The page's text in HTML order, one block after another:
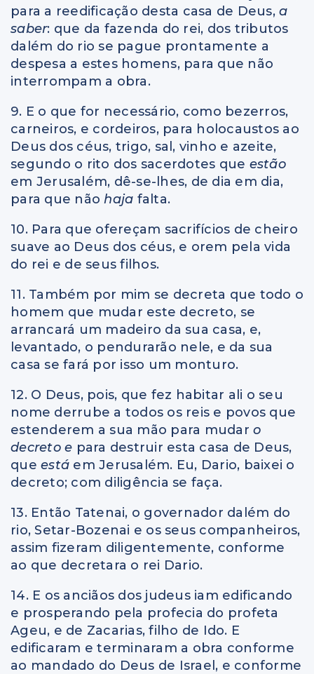
para a reedificação desta casa de Deus, a
saber: que da fazenda do rei, dos tributos
dalém do rio se pague prontamente a
despesa a estes homens, para que não
interrompam a obra.
9. E o que for necessário, como bezerros,
carneiros, e cordeiros, para holocaustos ao
Deus dos céus, trigo, sal, vinho e azeite,
segundo o rito dos sacerdotes que estão
em Jerusalém, dê-se-lhes, de dia em dia,
para que nãohaja falta.
10. Para que ofereçam sacrifícios de cheiro
suave ao Deus dos céus, e orem pela vida
do rei e de seus filhos.
11. Também por mim se decreta que todo o
homem que mudar este decreto, se
arrancará um madeiro da sua casa, e,
levantado, o pendurarão nele, e da sua
casa se fará por isso um monturo.
12. O Deus, pois, que fez habitar ali o seu
nome derrube a todos os reis e povos que
estenderem a sua mão para mudar o
decreto e para destruir esta casa de Deus,
que está em Jerusalém. Eu, Dario, baixei o
decreto; com diligência se faça.
13. Então Tatenai, o governador dalém do
rio, Setar-Bozenai e os seus companheiros,
assim fizeram diligentemente, conforme
ao que decretara o rei Dario.
14. E os anciãos dos judeus iam edificando
e prosperando pela profecia do profeta
Ageu, e de Zacarias, filho de Ido. E
edificaram e terminaram a obra conforme
ao mandado do Deus de Israel, e conforme